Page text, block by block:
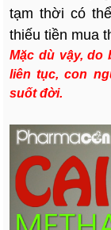
tạm thời có
thiếu tiền mua
Mặc dù vậy, do
liên tục, con
suốt đời.